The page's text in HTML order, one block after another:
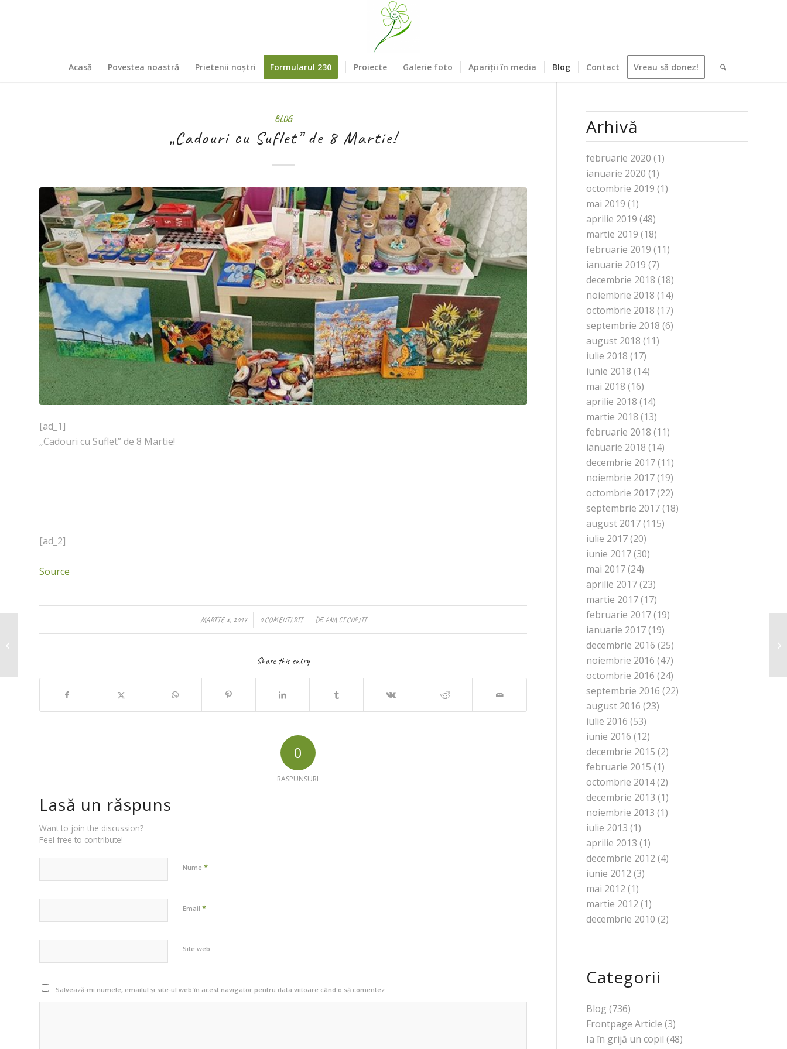
Acasă Povestea noastră Prietenii noștri Formularul 230 Proiecte Galerie foto Apariții în media Blog Contact Vreau să donez!
BLOG
„Cadouri cu Suflet” de 8 Martie!
[ad_1]
„Cadouri cu Suflet” de 8 Martie!
[ad_2]
Source
MARTIE 8, 2017
/ 0 COMENTARII
/ DEANA SI COPIII
Share this entry
0
RASPUNSURI
Lasă un răspuns
Want to join the discussion?
Feel free to contribute!
Nume *
Email *
Site web
Salvează-mi numele, emailul și site-ul web în acest navigator pentru data viitoare când o să comentez.
Arhivă
februarie 2020 (1)
ianuarie 2020 (1)
octombrie 2019 (1)
mai 2019 (1)
aprilie 2019 (48)
martie 2019 (18)
februarie 2019 (11)
ianuarie 2019 (7)
decembrie 2018 (18)
noiembrie 2018 (14)
octombrie 2018 (17)
septembrie 2018 (6)
august 2018 (11)
iulie 2018 (17)
iunie 2018 (14)
mai 2018 (16)
aprilie 2018 (14)
martie 2018 (13)
februarie 2018 (11)
ianuarie 2018 (14)
decembrie 2017(11)
noiembrie 2017(19)
octombrie 2017(22)
septembrie 2017(18)
august 2017(115)
iulie 2017(20)
iunie 2017(30)
mai 2017(24)
aprilie 2017(23)
martie 2017(17)
februarie 2017(19)
ianuarie 2017(19)
decembrie 2016 (25)
noiembrie 2016 (47)
octombrie 2016 (24)
septembrie 2016 (22)
august 2016 (23)
iulie 2016 (53)
iunie 2016 (12)
decembrie 2015 (2)
februarie 2015 (1)
octombrie 2014(2)
decembrie 2013 (1)
noiembrie 2013 (1)
iulie 2013 (1)
aprilie 2013 (1)
decembrie 2012 (4)
iunie 2012 (3)
mai 2012 (1)
martie 2012 (1)
decembrie 2010 (2)
Categorii
Blog (736)
Frontpage Article (3)
Ia în grijă un copil (48)